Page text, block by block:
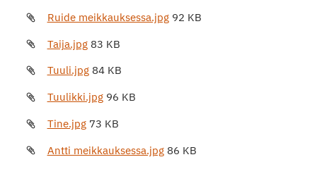
Ruide meikkauksessa.jpg 92 KB
Taija.jpg 83 KB
Tuuli.jpg 84 KB
Tuulikki.jpg 96 KB
Tine.jpg 73 KB
Antti meikkauksessa.jpg 86 KB